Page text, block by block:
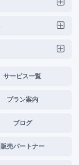
サービス一覧
プラン案内
ブログ
販売パートナー